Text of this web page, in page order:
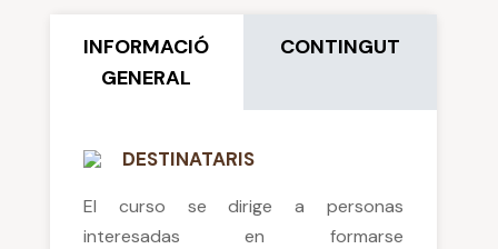
INFORMACIÓ
GENERAL
CONTINGUT
DESTINATARIS
El curso se dirige a personas
interesadas en formarse